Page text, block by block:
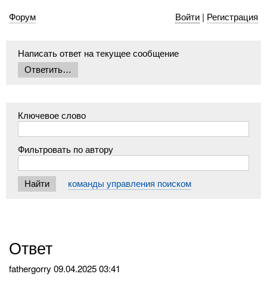
Форум Войти| Регистрация
Написать ответ на текущее сообщение
Ключевое слово
Фильтровать по автору
команды управления поиском
Ответ
fathergorry09.04.2025 03:41